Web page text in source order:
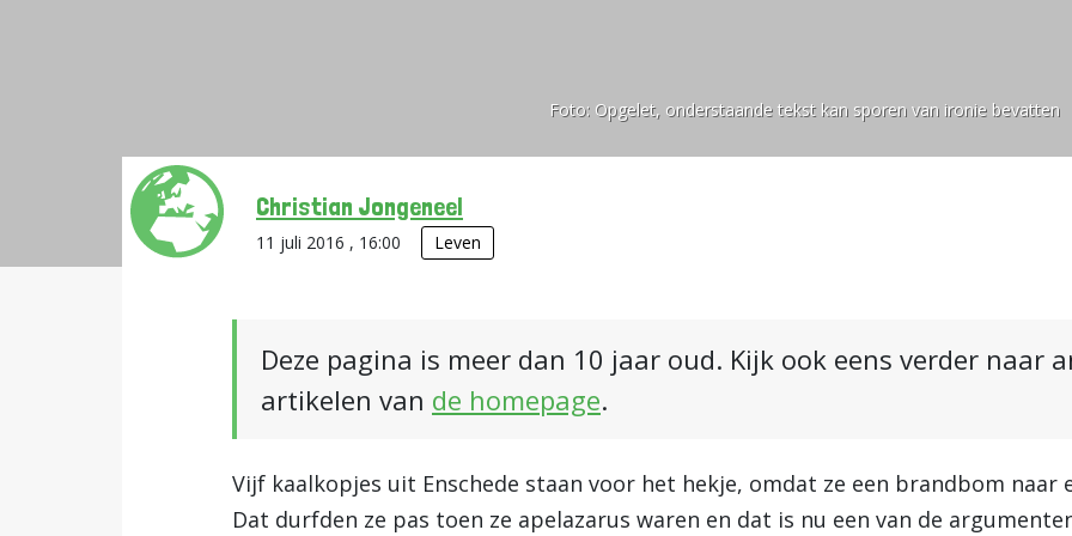
Foto: Opgelet, onderstaande tekst kan sporen van ironie bevatten
Christian Jongeneel
11 juli 2016 , 16:00 Leven
Deze pagina is meer dan 10 jaar oud. Kijk ook eens verder naar
artikelen van de homepage.
Vijf kaalkopjes uit Enschede staan voor het hekje, omdat ze een brandbom naar
Dat durfden ze pas toen ze apelazarus waren en dat is nu een van de